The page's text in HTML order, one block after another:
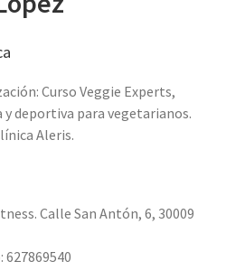
Curso Veggie Experts,
deportiva para vegetarianos.
Aleris.
Calle San Antón, 6, 30009